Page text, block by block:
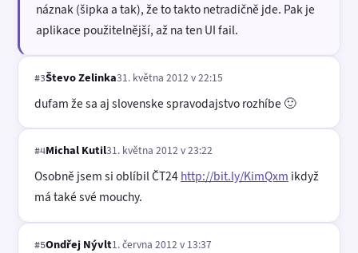
náznak (šipka a tak), že to takto netradičně jde. Pak je
aplikace použitelnější, až na ten UI fail.
#3Števo Zelinka31. května 2012 v 22:15
dufam že sa aj slovenske spravodajstvo rozhíbe 🙂
#4Michal Kutil31. května 2012 v 23:22
Osobně jsem si oblíbil ČT24http://bit.ly/KimQxm ikdyž
má také své mouchy.
#5Ondřej Nývlt1. června 2012 v 13:37